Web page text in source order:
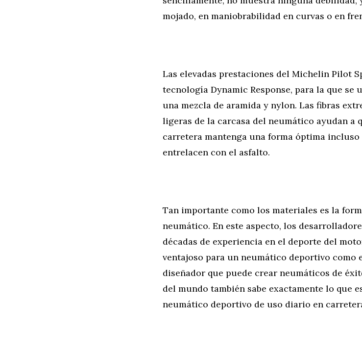
mojado, en maniobrabilidad en curvas o en
Las elevadas prestaciones del Michelin Pilot
tecnología Dynamic Response, para la que
una mezcla de aramida y nylon. Las fibras
ligeras de la carcasa del neumático ayudan a
carretera mantenga una forma óptima incluso
entrelacen con el asfalto.
Tan importante como los materiales es la
neumático. En este aspecto, los
décadas de experiencia en el deporte del
ventajoso para un neumático deportivo como
diseñador que puede crear neumáticos de
del mundo también sabe exactamente lo que
neumático deportivo de uso diario en